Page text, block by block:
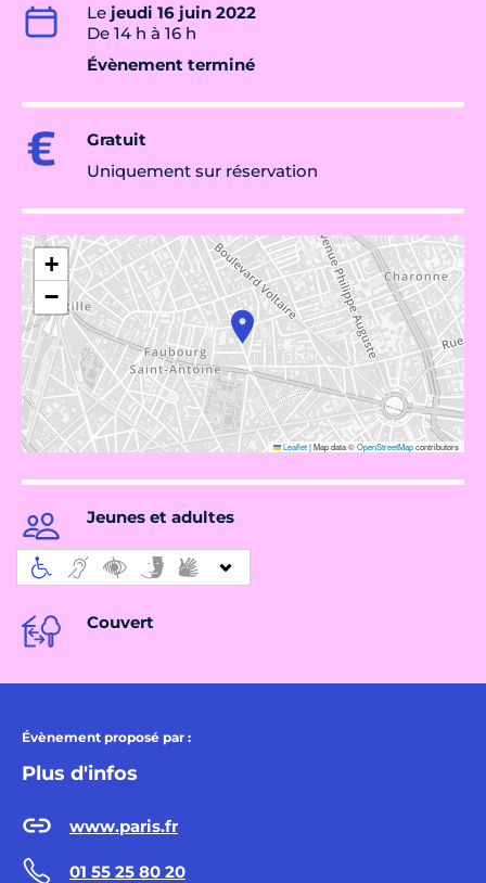
Le jeudi 16 juin 2022
De 14 h à 16 h
Évènement terminé
Gratuit
Uniquement sur réservation
+
−
Leaflet|Map data ©OpenStreetMapcontributors
Jeunes et adultes
Couvert
Évènement proposé par :
Plus d'infos
www.paris.fr
01 55 25 80 20